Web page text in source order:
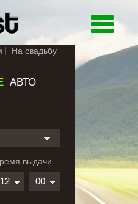
Toggle
На свадьбу
АВТО
выдачи
12 00